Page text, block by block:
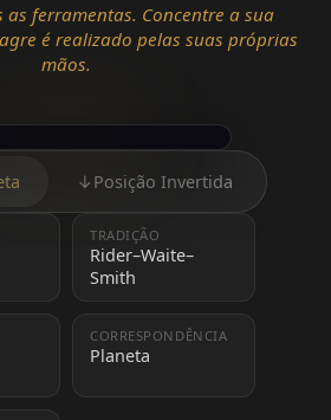
as ferramentas. Concentre a sua
é realizado pelas suas próprias
mãos.
↓ Posição Invertida
TRADIÇÃO
Rider–Waite–
Smith
CORRESPONDÊNCIA
Planeta